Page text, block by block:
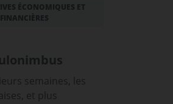
ÉCONOMIQUES ET
FINANCIÈRES
semaines, les
et plus